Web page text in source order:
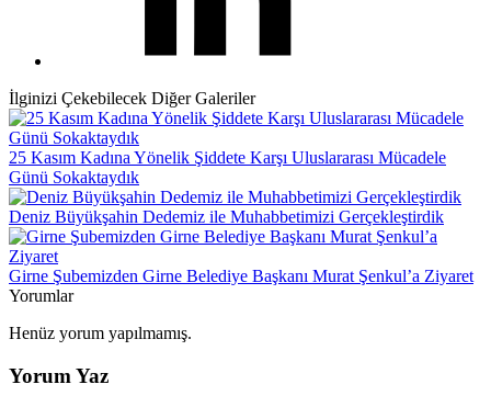
İlginizi Çekebilecek Diğer Galeriler
25 Kasım Kadına Yönelik Şiddete Karşı Uluslararası Mücadele
Günü Sokaktaydık
Deniz Büyükşahin Dedemiz ile Muhabbetimizi Gerçekleştirdik
Girne Şubemizden Girne Belediye Başkanı Murat Şenkul’a Ziyaret
Yorumlar
Henüz yorum yapılmamış.
Yorum Yaz